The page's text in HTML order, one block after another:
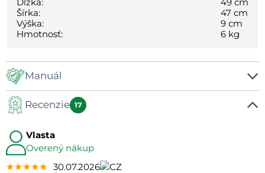
Šírka:
47 cm
Výška:
9 cm
Hmotnosť:
6 kg
Manuál
Manuál
Recenzie 17
Vlasta
Overený nákup
★★★★★
★★★★★
★★★★★ 30.07.2026